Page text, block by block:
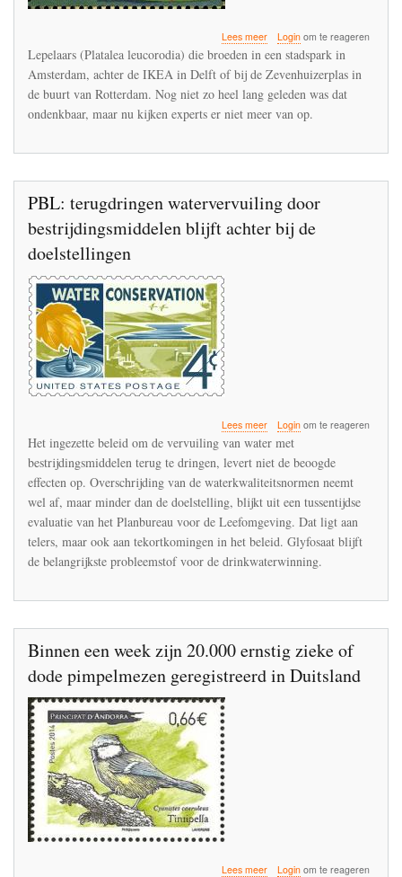
Lees meerover
De
zit
in
de
Loginom te reageren
Lepelaars (Platalea leucorodia) die broeden in een stadspark in
Amsterdam, achter de IKEA in Delft of bij de Zevenhuizerplas in
de buurt van Rotterdam. Nog niet zo heel lang geleden was dat
ondenkbaar, maar nu kijken experts er niet meer van op.
PBL: terugdringen watervervuiling door
bestrijdingsmiddelen blijft achter bij de
doelstellingen
Lees meerover
PBL:
watervervuiling
door
bestrijdingsmiddelen
blijft
achter
bij
de
Loginom te reageren
Het ingezette beleid om de vervuiling van water met
bestrijdingsmiddelen terug te dringen, levert niet de beoogde
effecten op. Overschrijding van de waterkwaliteitsnormen neemt
wel af, maar minder dan de doelstelling, blijkt uit een tussentijdse
evaluatie van het Planbureau voor de Leefomgeving. Dat ligt aan
telers, maar ook aan tekortkomingen in het beleid. Glyfosaat blijft
de belangrijkste probleemstof voor de drinkwaterwinning.
Binnen een week zijn 20.000 ernstig zieke of
dode pimpelmezen geregistreerd in Duitsland
Lees meeroverLoginom te reageren